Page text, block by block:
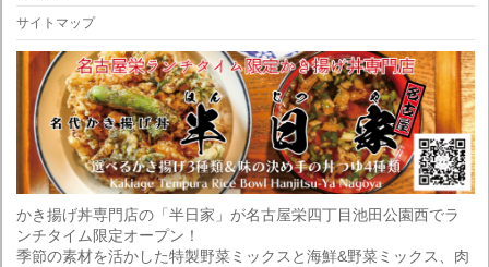
サイトマップ
かき揚げ丼専門店の「半日家」が名古屋栄四丁目池田公園西でラ
ンチタイム限定オープン！
季節の素材を活かした特製野菜ミックスと海鮮&野菜ミックス、肉